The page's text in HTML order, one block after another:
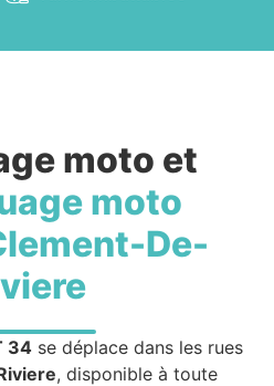
moto et
moto
De-
34 se déplace dans les rues
, disponible à toute